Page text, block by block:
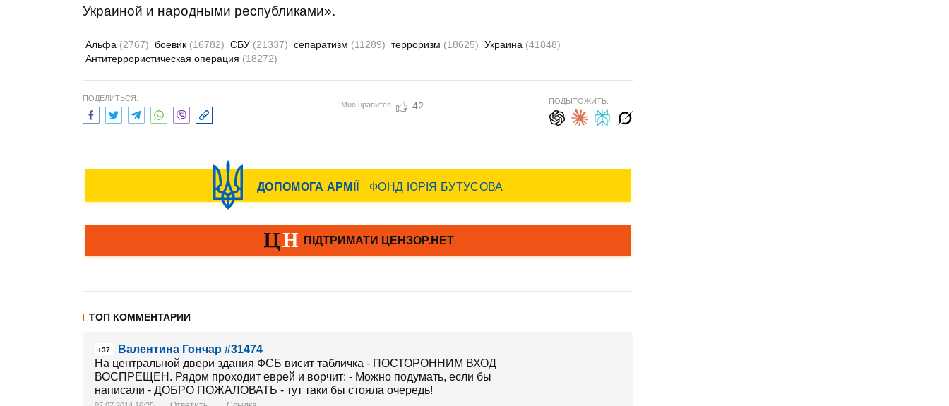
Украиной и народными республиками».
Альфа (2767) боевик (16782) СБУ (21337) сепаратизм (11289) терроризм (18625) Украина (41848)
Антитеррористическая операция (18272)
ПОДЕЛИТЬСЯ:
Мне нравится 42 ПОДЫТОЖИТЬ:
ТОП КОММЕНТАРИИ
+37
Валентина Гончар #31474
На центральной двери здания ФСБ висит табличка - ПОСТОРОННИМ ВХОД
ВОСПРЕЩЕН. Рядом проходит еврей и ворчит: - Можно подумать, если бы
написали - ДОБРО ПОЖАЛОВАТЬ - тут таки бы стояла очередь!